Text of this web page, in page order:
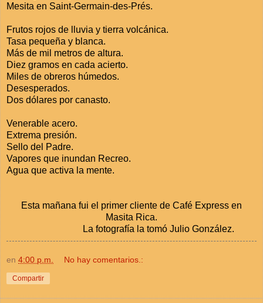
Mesita en Saint-Germain-des-Prés.
Frutos rojos de lluvia y tierra volcánica.
Tasa pequeña y blanca.
Más de mil metros de altura.
Diez gramos en cada acierto.
Miles de obreros húmedos.
Desesperados.
Dos dólares por canasto.
Venerable acero.
Extrema presión.
Sello del Padre.
Vapores que inundan Recreo.
Agua que activa la mente.
Esta mañana fui el primer cliente de Café Express en
Masita Rica.
La fotografía la tomó Julio González.
en 4:00 p.m. No hay comentarios.:
Compartir